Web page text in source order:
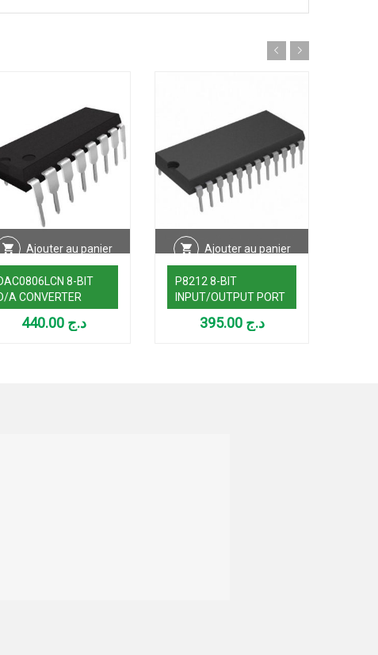
Ajouter au panier
8-BIT
A CONVERTER
د.ج 440.00
Ajouter au panier
P8212 8-BIT
INPUT/OUTPUT PORT
د.ج 395.00